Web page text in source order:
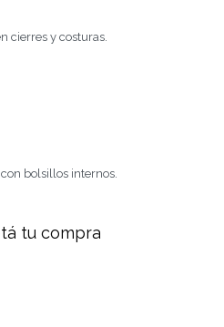
cierres y costuras.
bolsillos internos.
tu compra